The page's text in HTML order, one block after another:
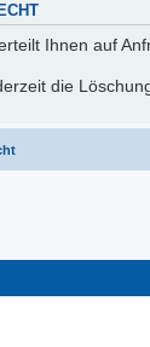
Ihnen auf
die